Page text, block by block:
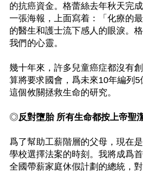
的抗癌資金。格蕾絲去年秋天完
一張海報，上面寫着：「化療的
的醫生和護士流下感人的眼淚。
我們的心靈。
幾十年來，許多兒童癌症都沒有
算將要求國會，爲未來10年編列5
這個攸關拯救生命的研究。
◎反對墮胎 所有生命都按上帝聖
爲了幫助工薪階層的父母，現在
學校選擇法案的時刻。我將成爲
全國帶薪家庭休假計劃的總統，對